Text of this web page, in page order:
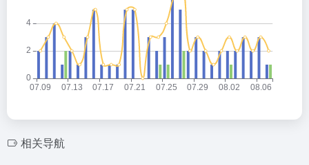
相关导航